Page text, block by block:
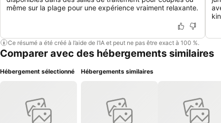
même sur la plage pour une expérience vraiment relaxante.
Ce résumé a été créé à l’aide de l’IA et peut ne pas être exact à 100 %.
Comparer avec des hébergements similaires
Hébergement sélectionné Hébergements similaires